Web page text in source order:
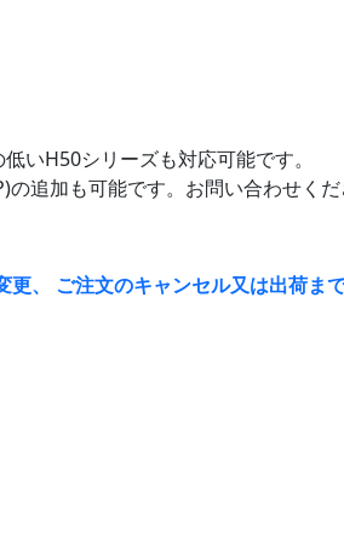
いH50シリーズも対応可能です。
追加も可能です。お問い合わせくだ
、 ご注文のキャンセル又は出荷ま